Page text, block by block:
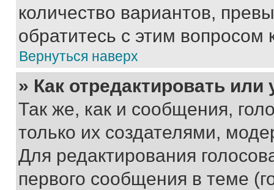
количество вариантов,
обратитесь с этим вопросом
Вернуться наверх
» Как отредактировать
Так же, как и сообщения,
только их создателями,
Для редактирования
первого сообщения в теме